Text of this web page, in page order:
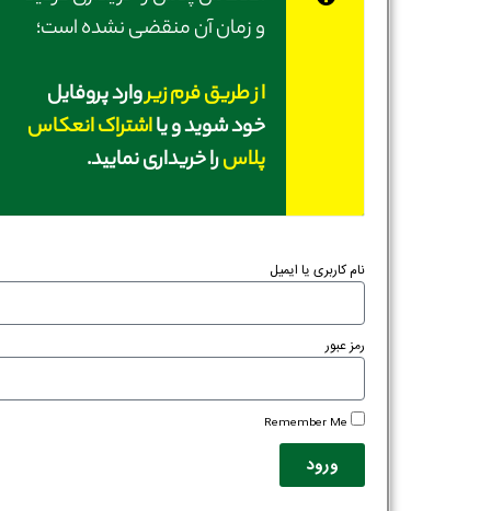
و زمان آن منقضی نشده است؛
از طریق فرم زیروارد پروفایل
خود شوید و یااشتراک انعکاس
پلاسرا خریداری نمایید.
نام کاربری یا ایمیل
رمز عبور
Remember Me
ورود